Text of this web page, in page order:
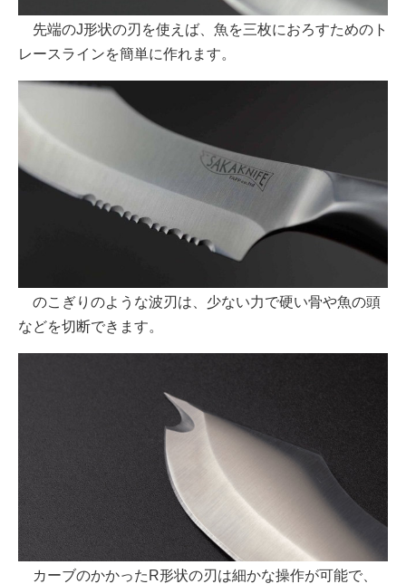
先端のJ形状の刃を使えば、魚を三枚におろすためのト
レースラインを簡単に作れます。
のこぎりのような波刃は、少ない力で硬い骨や魚の頭
などを切断できます。
カーブのかかったR形状の刃は細かな操作が可能で、